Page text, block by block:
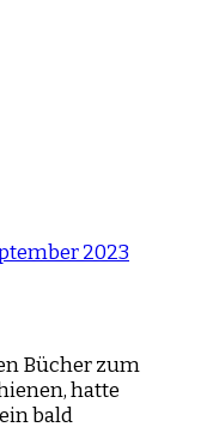
2023
Bücher zum
hatte
bald